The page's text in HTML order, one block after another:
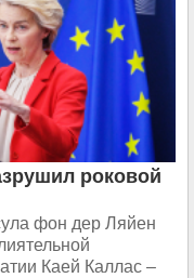
роковой
фон дер Ляйен
Каей Каллас –